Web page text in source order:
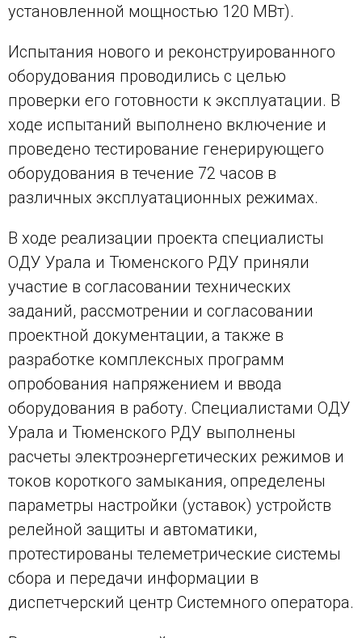
установленной мощностью 120 МВт).
Испытания нового и реконструированного
оборудования проводились с целью
проверки его готовности к эксплуатации. В
ходе испытаний выполнено включение и
проведено тестирование генерирующего
оборудования в течение 72 часов в
различных эксплуатационных режимах.
В ходе реализации проекта специалисты
ОДУ Урала и Тюменского РДУ приняли
участие в согласовании технических
заданий, рассмотрении и согласовании
проектной документации, а также в
разработке комплексных программ
опробования напряжением и ввода
оборудования в работу. Специалистами ОДУ
Урала и Тюменского РДУ выполнены
расчеты электроэнергетических режимов и
токов короткого замыкания, определены
параметры настройки (уставок) устройств
релейной защиты и автоматики,
протестированы телеметрические системы
сбора и передачи информации в
диспетчерский центр Системного оператора.